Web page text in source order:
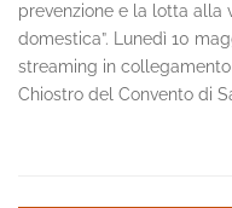
prevenzione e la lotta alla
domestica”. Lunedì 10
streaming in
Chiostro del Convento di